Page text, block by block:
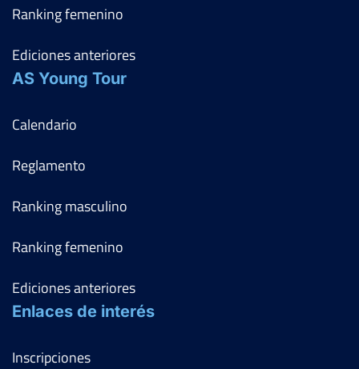
Ranking femenino
Ediciones anteriores
AS Young Tour
Calendario
Reglamento
Ranking masculino
Ranking femenino
Ediciones anteriores
Enlaces de interés
Inscripciones